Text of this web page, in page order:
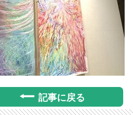
記事に戻る